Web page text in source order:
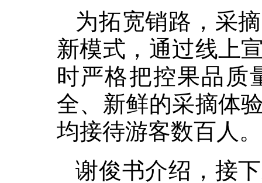
为拓宽销路，采
新模式，通过线上
时严格把控果品质
全、新鲜的采摘体
均接待游客数百人。
谢俊书介绍，接